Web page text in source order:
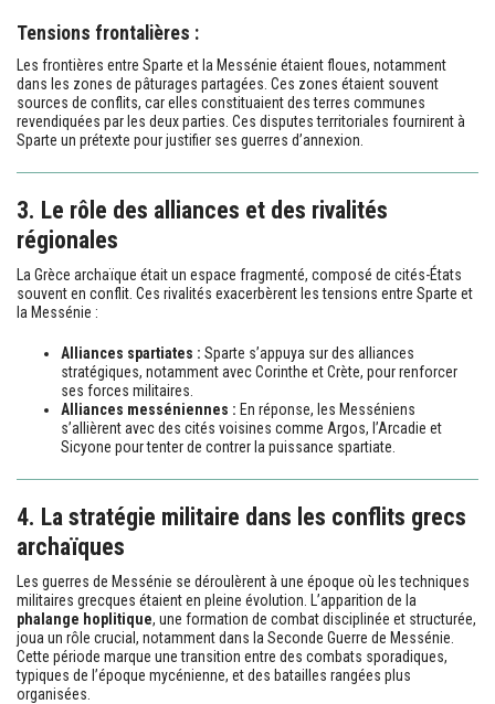
Tensions frontalières :
Les frontières entre Sparte et la Messénie étaient floues, notamment
dans les zones de pâturages partagées. Ces zones étaient souvent
sources de conflits, car elles constituaient des terres communes
revendiquées par les deux parties. Ces disputes territoriales fournirent à
Sparte un prétexte pour justifier ses guerres d’annexion.
3. Le rôle des alliances et des rivalités
régionales
La Grèce archaïque était un espace fragmenté, composé de cités-États
souvent en conflit. Ces rivalités exacerbèrent les tensions entre Sparte et
la Messénie :
Alliances spartiates : Sparte s’appuya sur des alliances
stratégiques, notamment avec Corinthe et Crète, pour renforcer
ses forces militaires.
Alliances messéniennes : En réponse, les Messéniens
s’allièrent avec des cités voisines comme Argos, l’Arcadie et
Sicyone pour tenter de contrer la puissance spartiate.
4. La stratégie militaire dans les conflits grecs
archaïques
Les guerres de Messénie se déroulèrent à une époque où les techniques
militaires grecques étaient en pleine évolution. L’apparition de la
phalange hoplitique, une formation de combat disciplinée et structurée,
joua un rôle crucial, notamment dans la Seconde Guerre de Messénie.
Cette période marque une transition entre des combats sporadiques,
typiques de l’époque mycénienne, et des batailles rangées plus
organisées.